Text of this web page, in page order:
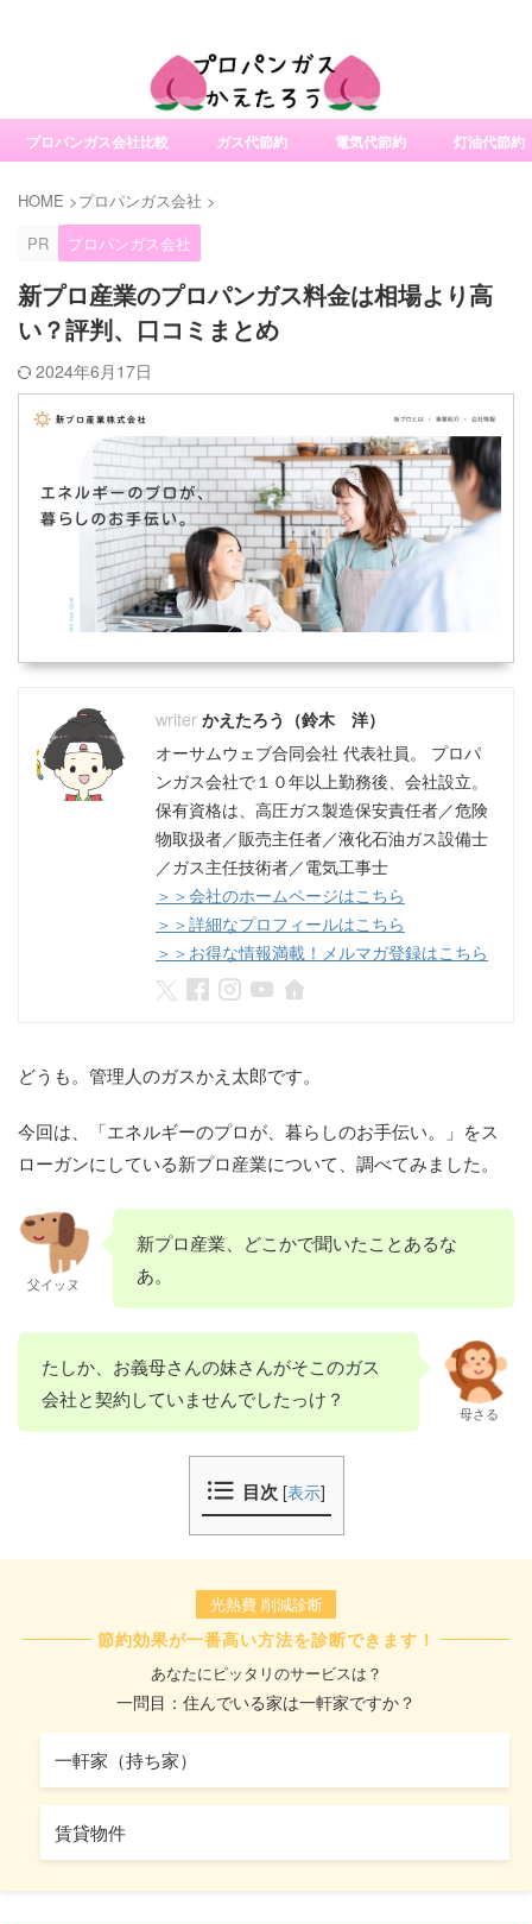
プロパンガス会社比較 ガス代節約 電気代節約 灯油代節約
HOME >プロパンガス会社 >
PR
プロパンガス会社
新プロ産業のプロパンガス料金は相場より高
い？評判、口コミまとめ
2024年6月17日
かえたろう（鈴木 洋）
オーサムウェブ合同会社 代表社員。 プロパ
ンガス会社で１０年以上勤務後、会社設立。
保有資格は、高圧ガス製造保安責任者／危険
物取扱者／販売主任者／液化石油ガス設備士
／ガス主任技術者／電気工事士
＞＞会社のホームページはこちら
＞＞詳細なプロフィールはこちら
＞＞お得な情報満載！メルマガ登録はこちら
どうも。管理人のガスかえ太郎です。
今回は、「エネルギーのプロが、暮らしのお手伝い。」をス
ローガンにしている新プロ産業について、調べてみました。
父イッヌ
新プロ産業、どこかで聞いたことあるな
あ。
たしか、お義母さんの妹さんがそこのガス
会社と契約していませんでしたっけ？
母さる
目次 [表示]
光熱費 削減診断
節約効果が一番高い方法を診断できます！
あなたにピッタリのサービスは？
一問目：住んでいる家は一軒家ですか？
一軒家（持ち家）
賃貸物件